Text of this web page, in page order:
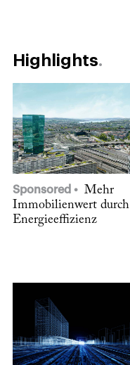
Highlights
Sponsored
Mehr
Immobilienwert durch
Energieeffizienz